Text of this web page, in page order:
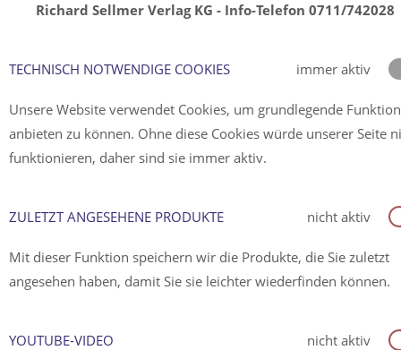
Richard Sellmer Verlag KG - Info-Telefon 0711/742028
TECHNISCH NOTWENDIGE COOKIES immer aktiv
Unsere Website verwendet Cookies, um grundlegende
anbieten zu können. Ohne diese Cookies würde unserer Seite
funktionieren, daher sind sie immer aktiv.
ZULETZT ANGESEHENE PRODUKTE nicht aktiv
Mit dieser Funktion speichern wir die Produkte, die Sie zuletzt
angesehen haben, damit Sie sie leichter wiederfinden können.
YOUTUBE-VIDEO nicht aktiv